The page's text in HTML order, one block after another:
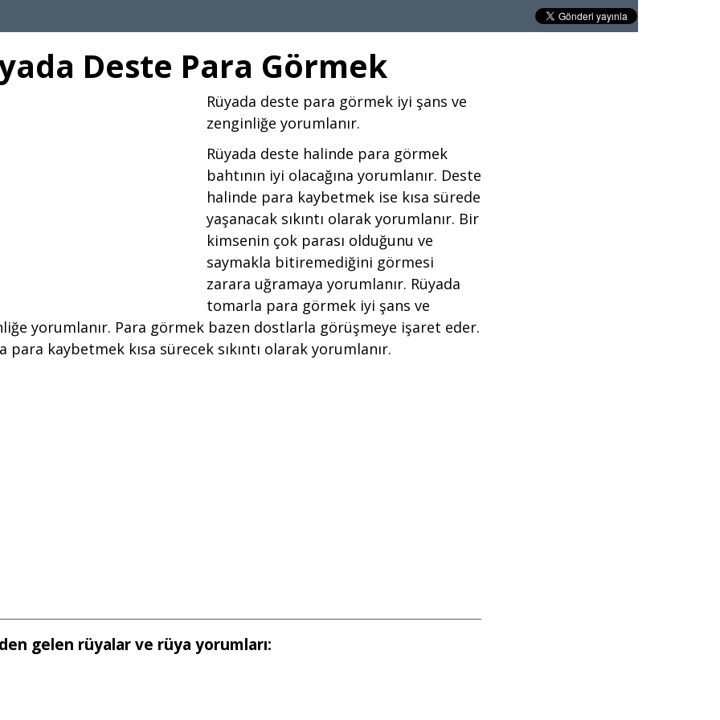
Deste Para Görmek
Rüyada deste para görmek iyi şans ve
zenginliğe yorumlanır.
Rüyada deste halinde para görmek
bahtının iyi olacağına yorumlanır. Deste
halinde para kaybetmek ise kısa sürede
yaşanacak sıkıntı olarak yorumlanır. Bir
kimsenin çok parası olduğunu ve
saymakla bitiremediğini görmesi
zarara uğramaya yorumlanır. Rüyada
tomarla para görmek iyi şans ve
yorumlanır. Para görmek bazen dostlarla görüşmeye işaret eder.
para kaybetmek kısa sürecek sıkıntı olarak yorumlanır.
gelen rüyalar ve rüya yorumları: